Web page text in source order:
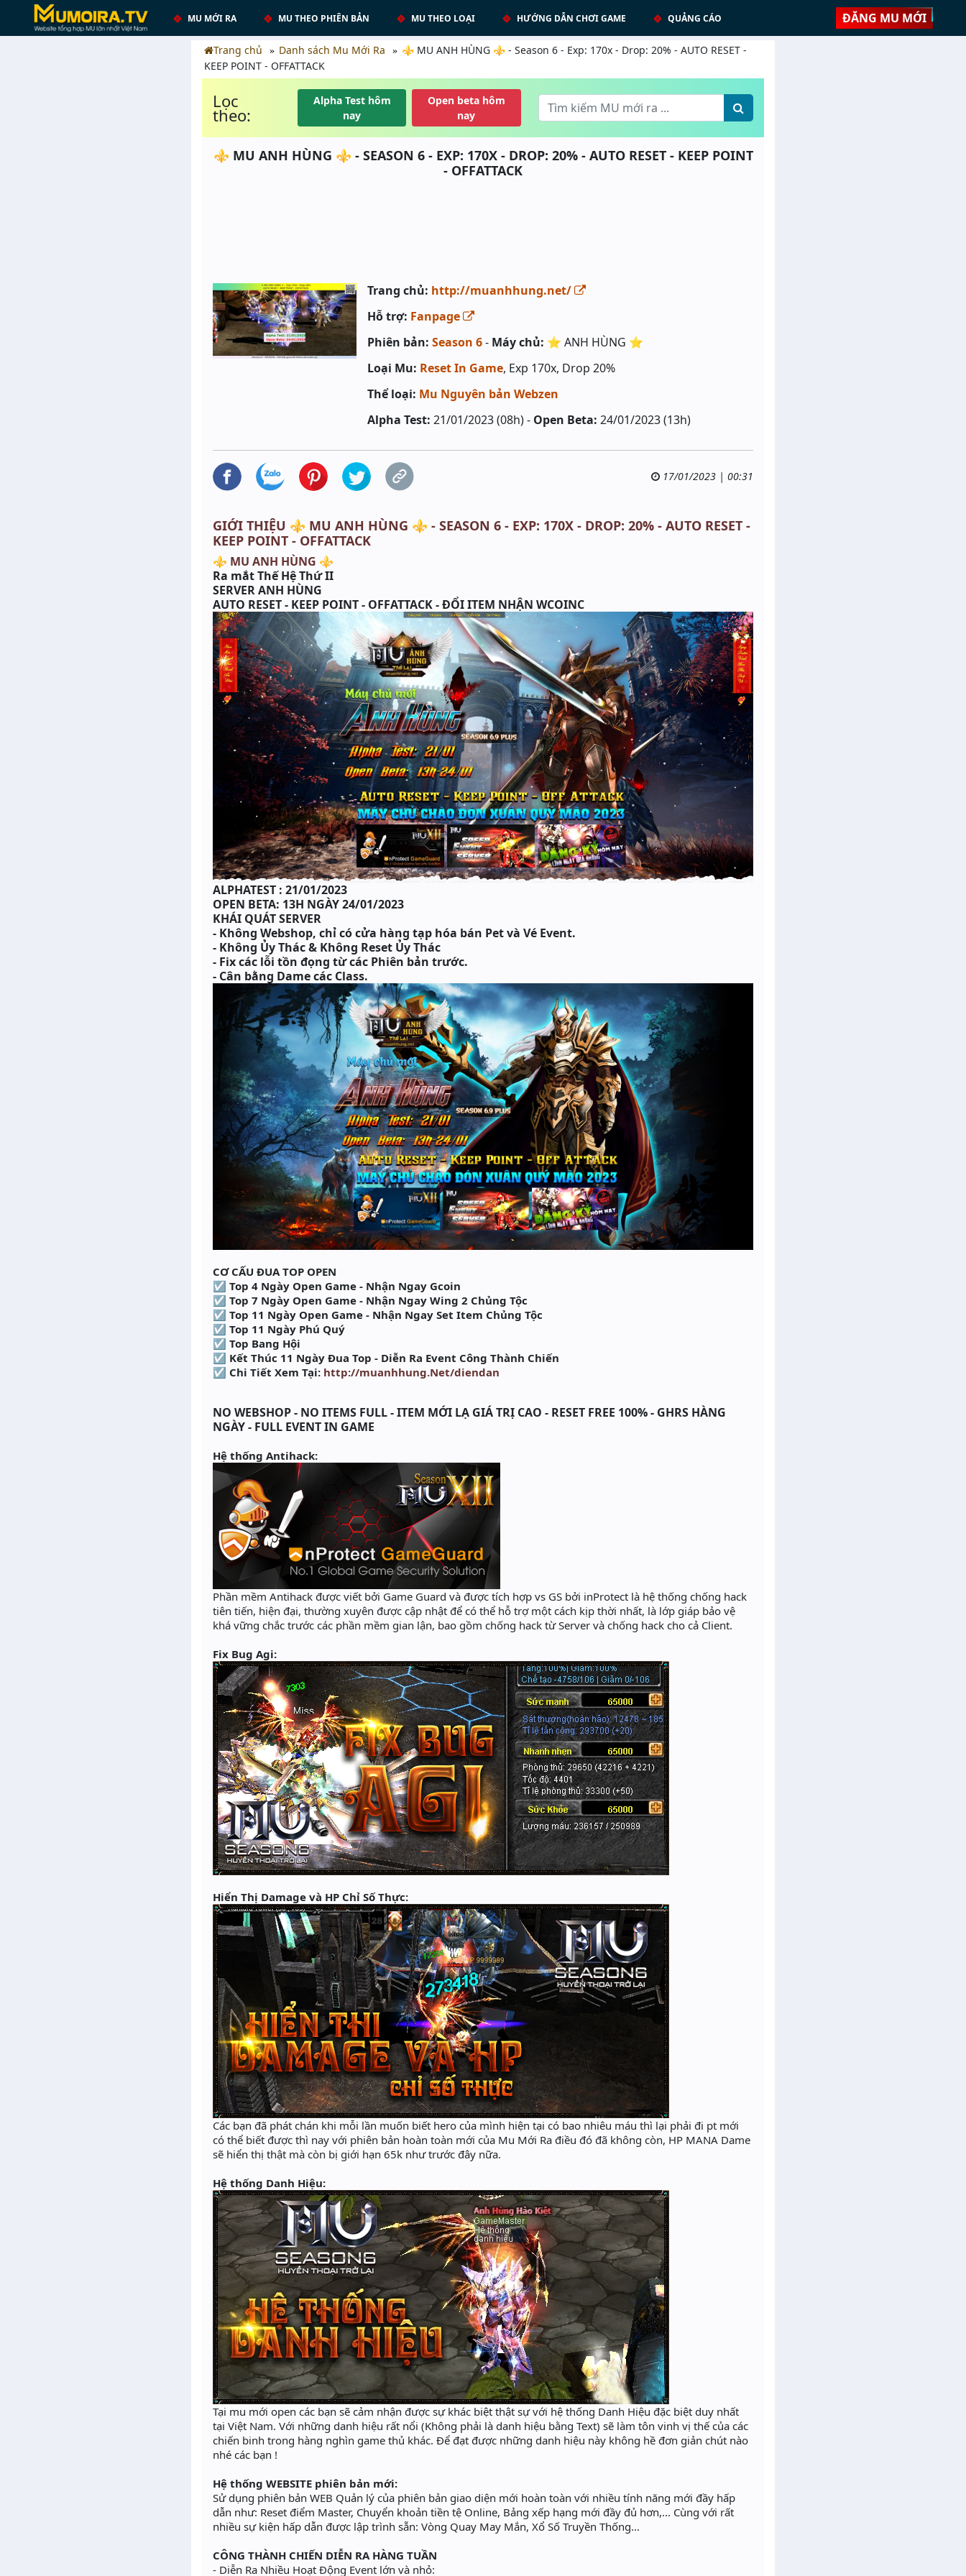
MU MỚI RA MU THEO PHIÊN BẢN MU THEO LOẠI HƯỚNG DẪN CHƠI GAME QUẢNG CÁO ĐĂNG MU MỚI
Trang chủ Danh sách Mu Mới Ra
⚜️ MU ANH HÙNG ⚜️ - Season 6 - Exp: 170x - Drop: 20% - AUTO RESET -
KEEP POINT - OFFATTACK
Lọc
theo:
Alpha Test hôm
nay
Open beta hôm
nay
⚜️ MU ANH HÙNG ⚜️ - SEASON 6 - EXP: 170X - DROP: 20% - AUTO RESET - KEEP POINT
- OFFATTACK
Trang chủ: http://muanhhung.net/
Hỗ trợ: Fanpage
Phiên bản: Season 6- Máy chủ: ⭐️ ANH HÙNG ⭐️
Loại Mu: Reset In Game, Exp 170x, Drop 20%
Thể loại: Mu Nguyên bản Webzen
Alpha Test: 21/01/2023 (08h) - Open Beta: 24/01/2023 (13h)
17/01/2023 | 00:31
GIỚI THIỆU ⚜️ MU ANH HÙNG ⚜️ - SEASON 6 - EXP: 170X - DROP: 20% - AUTO RESET -
KEEP POINT - OFFATTACK
⚜ MU ANH HÙNG ⚜
Ra mắt Thế Hệ Thứ II
SERVER ANH HÙNG
AUTO RESET - KEEP POINT - OFFATTACK - ĐỔI ITEM NHẬN WCOINC
ALPHATEST : 21/01/2023
OPEN BETA: 13H NGÀY 24/01/2023
KHÁI QUÁT SERVER
- Không Webshop, chỉ có cửa hàng tạp hóa bán Pet và Vé Event.
- Không Ủy Thác & Không Reset Ủy Thác
- Fix các lỗi tồn đọng từ các Phiên bản trước.
- Cân bằng Dame các Class.
CƠ CẤU ĐUA TOP OPEN
☑ Top 4 Ngày Open Game - Nhận Ngay Gcoin
☑ Top 7 Ngày Open Game - Nhận Ngay Wing 2 Chủng Tộc
☑ Top 11 Ngày Open Game - Nhận Ngay Set Item Chủng Tộc
☑ Top 11 Ngày Phú Quý
☑ Top Bang Hội
☑ Kết Thúc 11 Ngày Đua Top - Diễn Ra Event Công Thành Chiến
☑ Chi Tiết Xem Tại: http://muanhhung.Net/diendan
NO WEBSHOP - NO ITEMS FULL - ITEM MỚI LẠ GIÁ TRỊ CAO - RESET FREE 100% - GHRS HÀNG
NGÀY - FULL EVENT IN GAME
Hệ thống Antihack:
Phần mềm Antihack được viết bởi Game Guard và được tích hợp vs GS bởi inProtect là hệ thống chống hack
tiên tiến, hiện đại, thường xuyên được cập nhật để có thể hỗ trợ một cách kịp thời nhất, là lớp giáp bảo vệ
khá vững chắc trước các phần mềm gian lận, bao gồm chống hack từ Server và chống hack cho cả Client.
Fix Bug Agi:
Hiển Thị Damage và HP Chỉ Số Thực:
Các bạn đã phát chán khi mỗi lần muốn biết hero của mình hiện tại có bao nhiêu máu thì lại phải đi pt mới
có thể biết được thì nay với phiên bản hoàn toàn mới của Mu Mới Ra điều đó đã không còn, HP MANA Dame
sẽ hiển thị thật mà còn bị giới hạn 65k như trước đây nữa.
Hệ thống Danh Hiệu:
Tại mu mới open các bạn sẽ cảm nhận được sự khác biệt thật sự với hệ thống Danh Hiệu đặc biệt duy nhất
tại Việt Nam. Với những danh hiệu rất nổi (Không phải là danh hiệu bằng Text) sẽ làm tôn vinh vị thế của các
chiến binh trong hàng nghìn game thủ khác. Để đạt được những danh hiệu này không hề đơn giản chút nào
nhé các bạn !
Hệ thống WEBSITE phiên bản mới:
Sử dụng phiên bản WEB Quản lý của phiên bản giao diện mới hoàn toàn với nhiều tính năng mới đầy hấp
dẫn như: Reset điểm Master, Chuyển khoản tiền tệ Online, Bảng xếp hạng mới đầy đủ hơn,... Cùng với rất
nhiều sự kiện hấp dẫn được lập trình sẵn: Vòng Quay May Mắn, Xổ Số Truyền Thống...
CÔNG THÀNH CHIẾN DIỄN RA HÀNG TUẦN
- Diễn Ra Nhiều Hoạt Động Event lớn và nhỏ: